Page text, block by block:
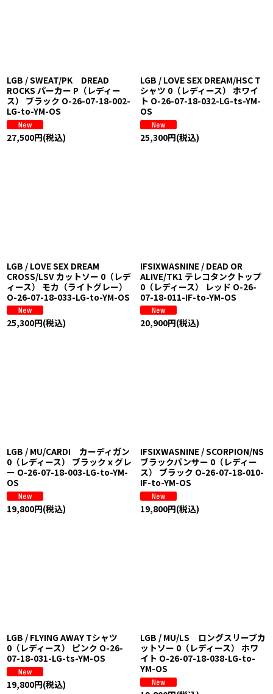
LGB / SWEAT/PK DREAD
ROCKS パーカー P（レディー
ス） ブラック O-26-07-18-002-
LG-to-YM-OS
27,500円(税込)
LGB / LOVE SEX DREAM/HSC T
シャツ 0（レディース） ホワイ
ト O-26-07-18-032-LG-ts-YM-
OS
25,300円(税込)
LGB / LOVE SEX DREAM
CROSS/LSV カットソー 0（レデ
ィース） モカ（ライトグレー）
O-26-07-18-033-LG-to-YM-OS
25,300円(税込)
IFSIXWASNINE / DEAD OR
ALIVE/TK1 テレコタンクトップ
0（レディース） レッド O-26-
07-18-011-IF-to-YM-OS
20,900円(税込)
LGB / MU/CARDI カーディガン
0（レディース） ブラックｘグレ
ー O-26-07-18-003-LG-to-YM-
OS
19,800円(税込)
IFSIXWASNINE / SCORPION/NS
ブラックパンサー 0（レディー
ス） ブラック O-26-07-18-010-
IF-to-YM-OS
19,800円(税込)
LGB / FLYING AWAY Tシャツ
0（レディース） ピンク O-26-
07-18-031-LG-ts-YM-OS
19,800円(税込)
LGB / MU/LS ロングスリーブカ
ットソー 0（レディース） ホワ
イト O-26-07-18-038-LG-to-
YM-OS